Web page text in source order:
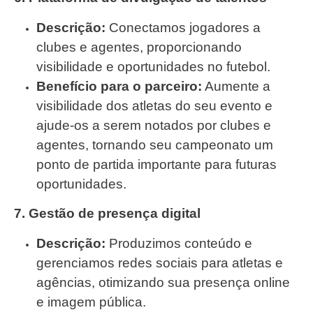
Descrição: Conectamos jogadores a
clubes e agentes, proporcionando
visibilidade e oportunidades no futebol.
Benefício para o parceiro: Aumente a
visibilidade dos atletas do seu evento e
ajude-os a serem notados por clubes e
agentes, tornando seu campeonato um
ponto de partida importante para futuras
oportunidades.
7. Gestão de presença digital
Descrição: Produzimos conteúdo e
gerenciamos redes sociais para atletas e
agências, otimizando sua presença online
e imagem pública.